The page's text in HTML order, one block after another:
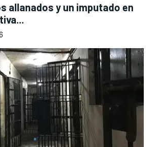
allanados y un imputado en